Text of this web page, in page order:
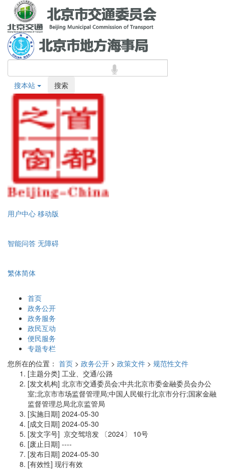
搜本站 搜索
用户中心 移动版
智能问答 无障碍
繁体简体
首页
政务公开
政务服务
政民互动
便民服务
专题专栏
您所在的位置： 首页 > 政务公开 > 政策文件 > 规范性文件
[主题分类] 工业、交通/公路
[发文机构] 北京市交通委员会;中共北京市委金融委员会办公
室;北京市市场监督管理局;中国人民银行北京市分行;国家金融
监督管理总局北京监管局
[实施日期] 2024-05-30
[成文日期] 2024-05-30
[发文字号] 京交驾培发 〔2024〕
10号
[废止日期] ----
[发布日期] 2024-05-30
[有效性] 现行有效